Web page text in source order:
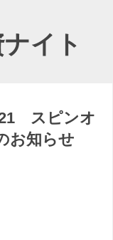
イト
スピンオ
お知らせ